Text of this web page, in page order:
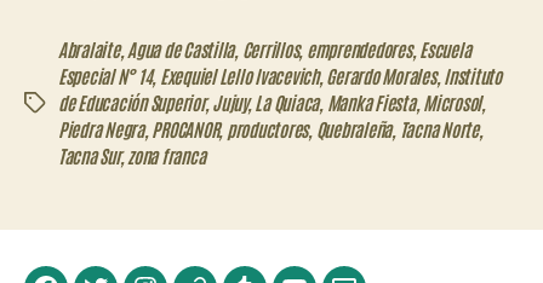
Etiquetas
Abralaite, Agua de Castilla, Cerrillos, emprendedores, Escuela
Especial N° 14, Exequiel Lello Ivacevich, Gerardo Morales, Instituto
de Educación Superior,Jujuy,La Quiaca, Manka Fiesta, Microsol,
Piedra Negra, PROCANOR, productores, Quebraleña, Tacna Norte,
Tacna Sur, zona franca